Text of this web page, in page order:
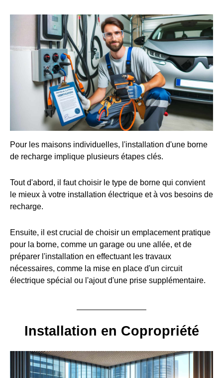
Pour les maisons individuelles, l'installation d'une borne
de recharge implique plusieurs étapes clés.
Tout d'abord, il faut choisir le type de borne qui convient
le mieux à votre installation électrique et à vos besoins de
recharge.
Ensuite, il est crucial de choisir un emplacement pratique
pour la borne, comme un garage ou une allée, et de
préparer l'installation en effectuant les travaux
nécessaires, comme la mise en place d'un circuit
électrique spécial ou l'ajout d'une prise supplémentaire.
Installation en Copropriété